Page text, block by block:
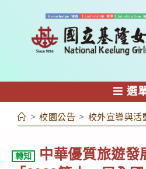
容
選
> 校園公告 > 校外宣導與活
轉知
中華優質旅遊發